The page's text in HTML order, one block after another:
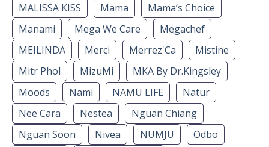
MALISSA KISS
Mama
Mama’s Choice
Manami
Mega We Care
Megachef
MEILINDA
Merci Merrez'Ca
Mistine
Mitr Phol
MizuMi
MKA By Dr.Kingsley
Moods
Nami NAMU LIFE
Natur
Nee Cara
Nestea
Nguan Chiang
Nguan Soon
Nivea NUMJU
Odbo